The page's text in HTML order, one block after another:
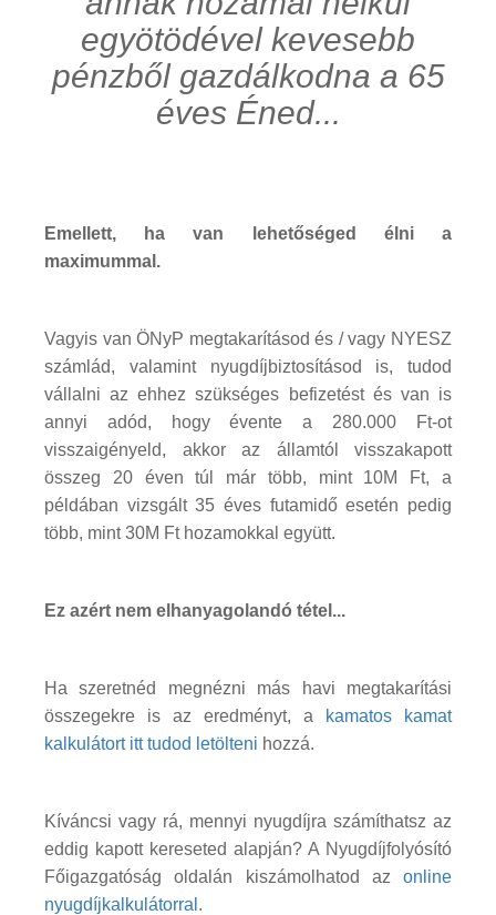
egyötödével kevesebb
pénzből gazdálkodna a 65
éves Éned...
Emellett, ha van lehetőséged élni a
maximummal.
Vagyis van ÖNyP megtakarításod és / vagy NYESZ
számlád, valamint nyugdíjbiztosításod is, tudod
vállalni az ehhez szükséges befizetést és van is
annyi adód, hogy évente a 280.000 Ft-ot
visszaigényeld, akkor az államtól visszakapott
összeg 20 éven túl már több, mint 10M Ft, a
példában vizsgált 35 éves futamidő esetén pedig
több, mint 30M Ft hozamokkal együtt.
Ez azért nem elhanyagolandó tétel...
Ha szeretnéd megnézni más havi megtakarítási
összegekre is az eredményt, a
kamatos kamat
kalkulátort itt tudod letölteni hozzá.
Kíváncsi vagy rá, mennyi nyugdíjra számíthatsz az
eddig kapott kereseted alapján? A Nyugdíjfolyósító
Főigazgatóság oldalán kiszámolhatod az online
nyugdíjkalkulátorral .